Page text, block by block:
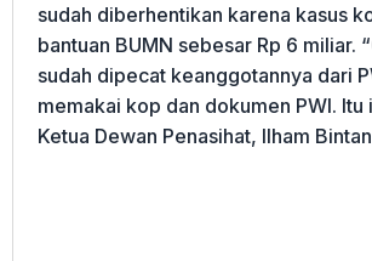
sudah diberhentikan karena kasus
bantuan BUMN sebesar Rp 6 miliar.
sudah dipecat keanggotannya dari
memakai kop dan dokumen PWI. Itu
Ketua Dewan Penasihat, Ilham